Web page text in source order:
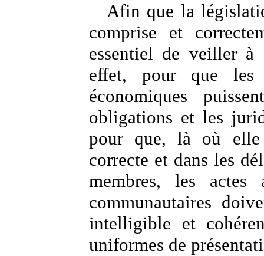
Afin que la
comprise et
essentiel de veiller à
effet, pour que les
économiques
obligations et les
pour que, là où elle
correcte et dans les
membres, les actes
communautaires
intelligible et
uniformes de